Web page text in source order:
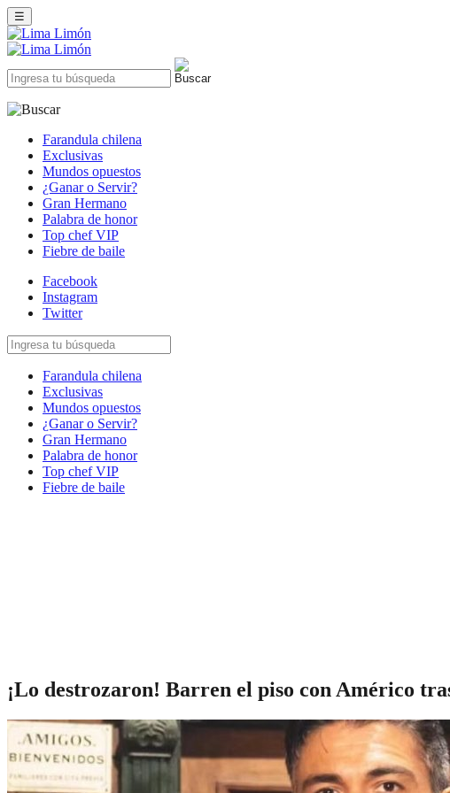
☰
Farandula chilena
Exclusivas
Mundos opuestos
¿Ganar o Servir?
Gran Hermano
Palabra de honor
Top chef VIP
Fiebre de baile
Facebook
Instagram
Twitter
Farandula chilena
Exclusivas
Mundos opuestos
¿Ganar o Servir?
Gran Hermano
Palabra de honor
Top chef VIP
Fiebre de baile
¡Lo destrozaron! Barren el piso con Américo